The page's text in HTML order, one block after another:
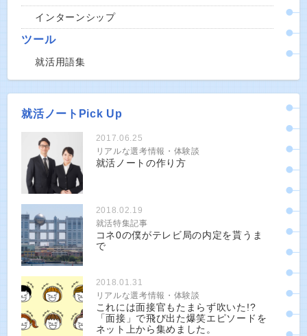
インターンシップ
ツール
就活用語集
就活ノートPick Up
2017.06.25
リアルな選考情報・体験談
就活ノートの作り方
2018.02.19
就活特集記事
コネ0の僕がテレビ局の内定を貰うま
で
2018.01.31
リアルな選考情報・体験談
これには面接官もたまらず吹いた!?
「面接」で飛び出た爆笑エピソードを
ネット上から集めました。